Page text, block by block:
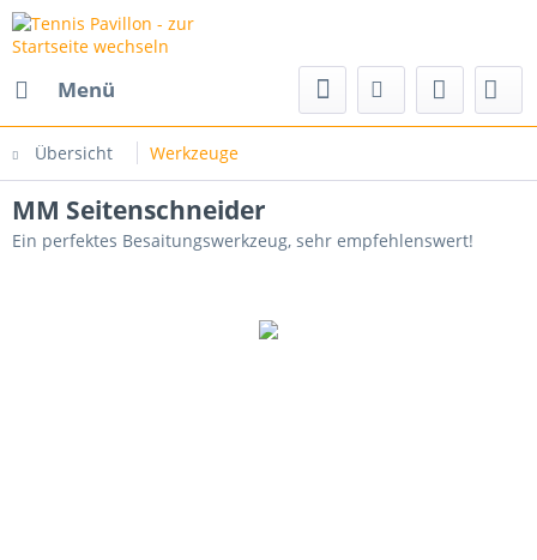
Menü
Übersicht Werkzeuge
MM Seitenschneider
Ein perfektes Besaitungswerkzeug, sehr empfehlenswert!